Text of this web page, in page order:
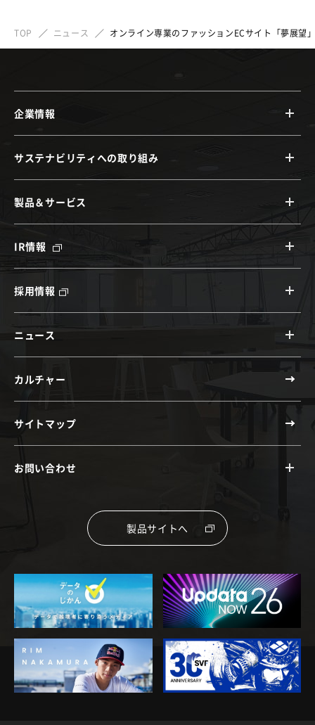
TOP ニュース オンライン専業のファッションECサイト「夢展望
企業情報
サステナビリティへの取り組み
製品＆サービス
IR情報
採用情報
ニュース
カルチャー
サイトマップ
お問い合わせ
製品サイトへ